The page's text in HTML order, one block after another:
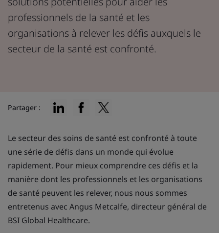
professionnels de la santé et les
organisations à relever les défis auxquels le
secteur de la santé est confronté.
Le secteur des soins de santé est confronté à toute
une série de défis dans un monde qui évolue
rapidement. Pour mieux comprendre ces défis et la
manière dont les professionnels et les organisations
de santé peuvent les relever, nous nous sommes
entretenus avec Angus Metcalfe, directeur général de
BSI Global Healthcare.
Partager :